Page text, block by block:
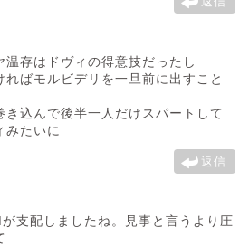
温存はドヴィの得意技だったし
ばモルビデリを一旦前に出すこと
き込んで後半一人だけスパートして
みたいに
返信
支配しましたね。見事と言うより圧